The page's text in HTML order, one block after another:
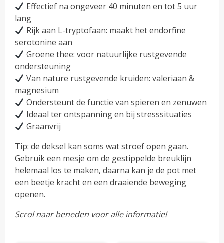
Effectief na ongeveer 40 minuten en tot 5 uur
lang
Rijk aan L-tryptofaan: maakt het endorfine
serotonine aan
Groene thee: voor natuurlijke rustgevende
ondersteuning
Van nature rustgevende kruiden: valeriaan &
magnesium
Ondersteunt de functie van spieren en zenuwen
Ideaal ter ontspanning en bij stresssituaties
Graanvrij
Tip: de deksel kan soms wat stroef open gaan.
Gebruik een mesje om de gestippelde breuklijn
helemaal los te maken, daarna kan je de pot met
een beetje kracht en een draaiende beweging
openen.
Scrol naar beneden voor alle informatie!